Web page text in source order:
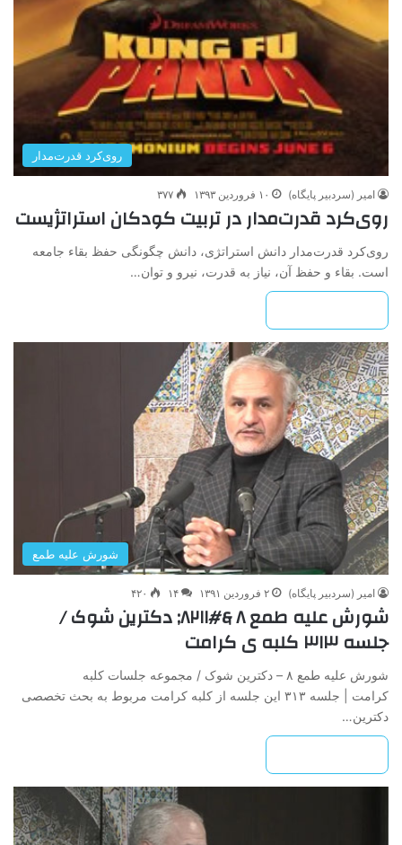
روی‌کرد قدرت‌مدار
امیر (سردبیر پایگاه) ۱۰ فروردین ۱۳۹۳ ۳۷۷
روی‌کرد قدرت‌مدار در تربیت کودکان استراتژیست
روی‌کرد قدرت‌مدار دانش استراتژی، دانش چگونگی حفظ بقاء جامعه
است. بقاء و حفظ آن، نیاز به قدرت، نیرو و توان…
شورش علیه طمع
امیر (سردبیر پایگاه) ۲ فروردین ۱۳۹۱ ۱۴ ۴۲۰
شورش علیه طمع ۸ &#۸۲۱۱; دکترین شوک /
جلسه ۳۱۳ کلبه ی کرامت
شورش علیه طمع ۸ – دکترین شوک / مجموعه جلسات کلبه
کرامت | جلسه ۳۱۳ این جلسه از کلبه کرامت مربوط به بحث تخصصی
دکترین…